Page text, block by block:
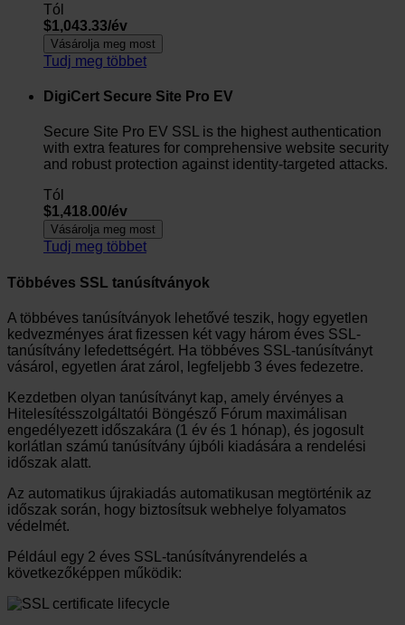
Tól
$1,043.33/év
Vásárolja meg most
Tudj meg többet
DigiCert Secure Site Pro EV
Secure Site Pro EV SSL is the highest authentication
with extra features for comprehensive website security
and robust protection against identity-targeted attacks.
Tól
$1,418.00/év
Vásárolja meg most
Tudj meg többet
Többéves SSL tanúsítványok
A többéves tanúsítványok lehetővé teszik, hogy egyetlen
kedvezményes árat fizessen két vagy három éves SSL-
tanúsítvány lefedettségért. Ha többéves SSL-tanúsítványt
vásárol, egyetlen árat zárol, legfeljebb 3 éves fedezetre.
Kezdetben olyan tanúsítványt kap, amely érvényes a
Hitelesítésszolgáltatói Böngésző Fórum maximálisan
engedélyezett időszakára (1 év és 1 hónap), és jogosult
korlátlan számú tanúsítvány újbóli kiadására a rendelési
időszak alatt.
Az automatikus újrakiadás automatikusan megtörténik az
időszak során, hogy biztosítsuk webhelye folyamatos
védelmét.
Például egy 2 éves SSL-tanúsítványrendelés a
következőképpen működik: